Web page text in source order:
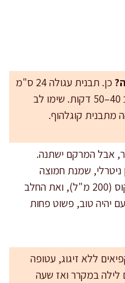
כן. תבנית עגולה 24 ס"מ
תתאים, זמן האפייה יהיה סביב 40–50 דקות. שימו לב
מתבנית קוגלהוף.
אבל המרקם ישתנה.
170 גרם שמן ניטרלי, שמנת חמוצה
ביוגורט סויה סמיך או קרם קוקוס (200 מ"ל), ואת החלב
יהיה טוב, פשוט פחות
ללא זיגוג, עטופה
לילה במקרר ואז שעה